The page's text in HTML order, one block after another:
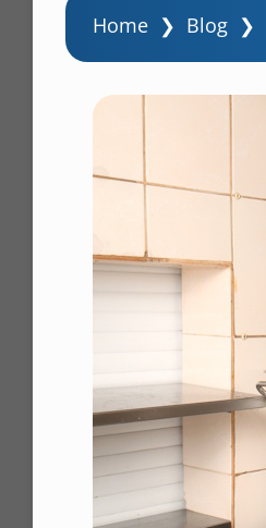
Home ❯ Blog ❯